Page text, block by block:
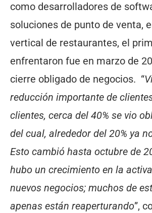
como desarrolladores de
soluciones de punto de venta,
vertical de restaurantes, el
enfrentaron fue en marzo de
cierre obligado de negocios. “
reducción importante de
clientes, cerca del 40% se vio
del cual, alrededor del 20% ya
Esto cambió hasta octubre de
hubo un crecimiento en la
nuevos negocios; muchos de
apenas están reaperturando”,